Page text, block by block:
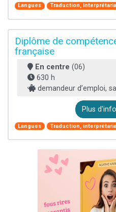
Langues Traduction,
Diplôme de
française
En centre (06)
630 h
demandeur d’emploi,
Plus
Langues Traduction,